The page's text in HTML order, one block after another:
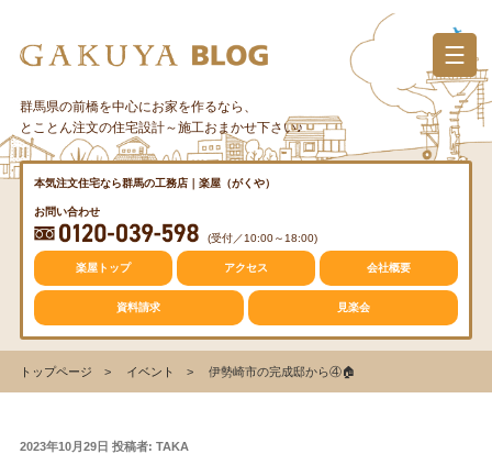
へ
ス
群馬県の前橋を中心にお家を作るなら、
とことん注文の住宅設計～施工おまかせ下さい♪
本気注文住宅なら群馬の工務店｜楽屋（がくや）
お問い合わせ
(受付／10:00～18:00)
楽屋トップ アクセス 会社概要
資料請求 見楽会
トップページ イベント 伊勢崎市の完成邸から④🏠
投
2023年10月29日 投稿者: TAKA
カテゴリー
質問・疑問
トレンド
収納